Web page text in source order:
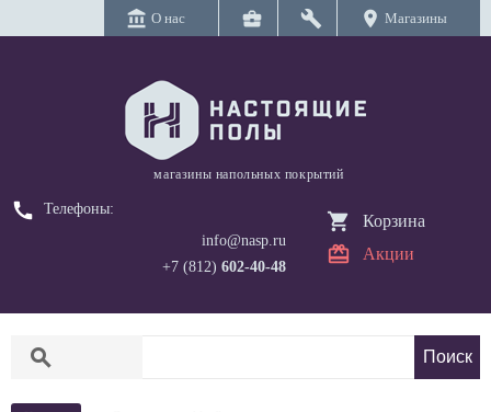
account_balance О нас business_center build location_on Магазины
магазины напольных покрытий
call
Телефоны:
info@nasp.ru
+7 (812) 602-40-48
Корзина
Акции
search